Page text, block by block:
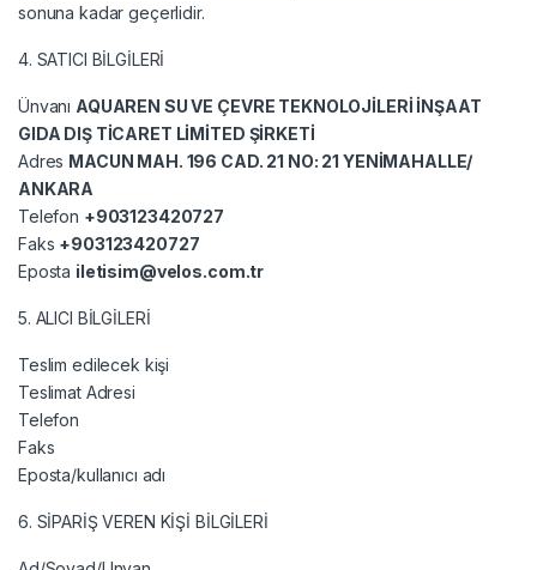
sonuna kadar geçerlidir.
4. SATICI BİLGİLERİ
Ünvanı AQUAREN SU VE ÇEVRE TEKNOLOJİLERİ İNŞAAT
GIDA DIŞ TİCARET LİMİTED ŞİRKETİ
Adres MACUN MAH. 196 CAD. 21 NO: 21 YENİMAHALLE/
ANKARA
Telefon +903123420727
Faks +903123420727
Eposta iletisim@velos.com.tr
5. ALICI BİLGİLERİ
Teslim edilecek kişi
Teslimat Adresi
Telefon
Faks
Eposta/kullanıcı adı
6. SİPARİŞ VEREN KİŞİ BİLGİLERİ